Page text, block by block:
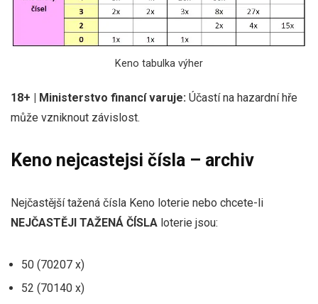
Keno tabulka výher
18+ | Ministerstvo financí varuje: Účastí na hazardní hře
může vzniknout závislost.
Keno nejcastejsi čísla – archiv
Nejčastější tažená čísla Keno loterie nebo chcete-li
NEJČASTĚJI TAŽENÁ ČÍSLA loterie jsou:
50 (70207 x)
52 (70140 x)